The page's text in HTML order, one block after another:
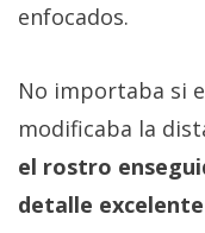
enfocados.
No importaba si
modificaba la
el rostro
detalle excelente